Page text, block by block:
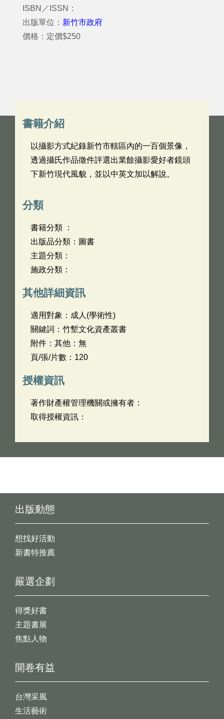
ISBN／ISSN：
出版單位： 新竹市政府
價格：定價$250
書籍介紹
以攝影方式紀錄新竹市轄區內的一百個景像，
透過攝氏作品徵件評選出業餘攝影愛好者鏡頭
下新竹現代風貌，並以中英文加以解說。
分類
書籍分類 ：
出版品分類：圖書
主題分類：
施政分類：
其他詳細資訊
適用對象：成人(學術性)
關鍵詞：竹塹文化資產叢書
附件：其他：無
頁/張/片數：120
授權資訊
著作財產權管理機關或擁有者：
取得授權資訊：
出版動態
想找好活動
新書特推薦
開卷有益
台灣采風
生活藝術
嚴選企劃
得獎好書
主題書展
焦點人物